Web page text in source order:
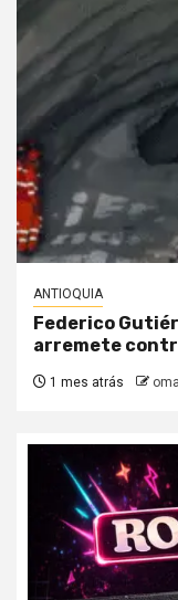
ANTIOQUIA
Federico
arremete
1 mes atrás